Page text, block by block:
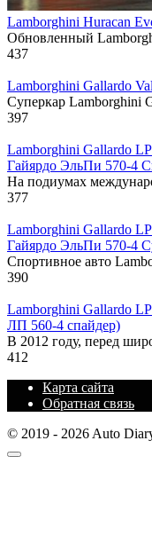
Lamborghini Huracan
Обновленный
437
Lamborghini Gallardo
Суперкар Lamborghini
397
Lamborghini Gallardo
Гайярдо ЭльПи 570-4
На подиумах
377
Lamborghini Gallardo
Гайярдо ЭльПи 570-4
Спортивное авто
390
Lamborghini Gallardo
ЛП 560-4 спайдер)
В 2012 году, перед
412
Карта сайта
Обратная связь
© 2019 - 2026 Auto